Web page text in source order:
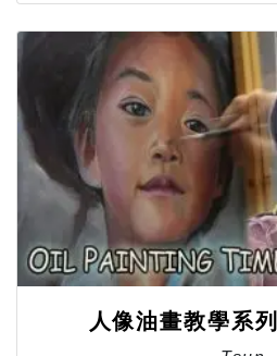
人像油畫教學系